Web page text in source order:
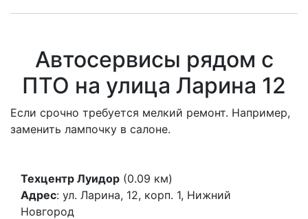
Автосервисы рядом с
ПТО на улица Ларина 12
Если срочно требуется мелкий ремонт. Например,
заменить лампочку в салоне.
Техцентр Луидор (0.09 км)
Адрес: ул. Ларина, 12, корп. 1, Нижний
Новгород